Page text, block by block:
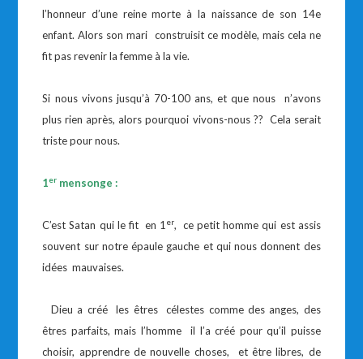
l’honneur d’une reine morte à la naissance de son 14e
enfant. Alors son mari construisit ce modèle, mais cela ne
fit pas revenir la femme à la vie.
Si nous vivons jusqu’à 70-100 ans, et que nous n’avons
plus rien après, alors pourquoi vivons-nous ?? Cela serait
triste pour nous.
1er mensonge :
C’est Satan qui le fit en 1 er, ce petit homme qui est assis
souvent sur notre épaule gauche et qui nous donnent des
idées mauvaises.
Dieu a créé les êtres célestes comme des anges, des
êtres parfaits, mais l’homme il l’a créé pour qu’il puisse
choisir, apprendre de nouvelle choses, et être libres, de